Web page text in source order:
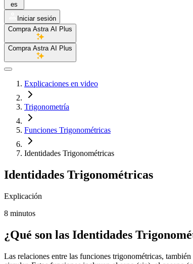
es
Iniciar sesión
Compra Astra AI Plus
Compra Astra AI Plus
Explicaciones en video
Trigonometría
Funciones Trigonométricas
Identidades Trigonométricas
Identidades Trigonométricas
Explicación
8 minutos
¿Qué son las Identidades
Las relaciones entre las funciones trigonométricas,